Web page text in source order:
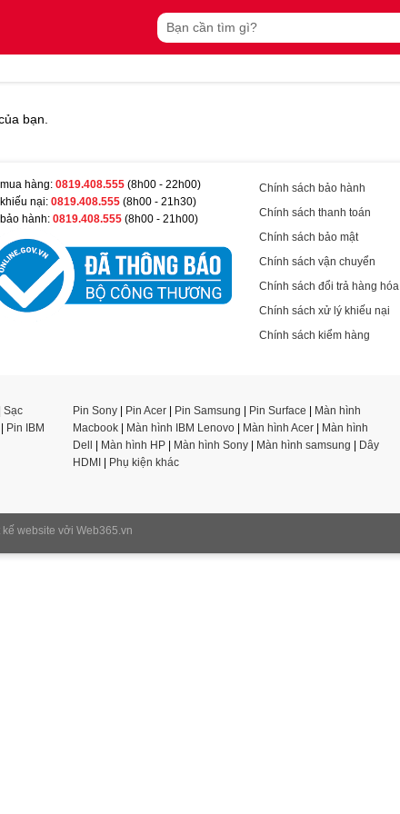
Tìm
kiếm:
bạn.
hàng: 0819.408.555(8h00 - 22h00)
nại: 0819.408.555(8h00 - 21h30)
hành: 0819.408.555(8h00 - 21h00)
Chính sách bảo hành
Chính sách thanh toán
Chính sách bảo mật
Chính sách vận chuyển
Chính sách đổi trả hàng hóa
Chính sách xử lý khiếu nại
Chính sách kiểm hàng
Sạc
Pin IBM
Pin Sony Pin Acer Pin Samsung Pin Surface
Màn hình
Macbook
Màn hình IBM Lenovo Màn hình Acer
Màn hình
Dell
Màn hình HP Màn hình Sony Màn hình samsung
Dây
HDMI
Phụ kiện khác
kế website vởi Web365.vn